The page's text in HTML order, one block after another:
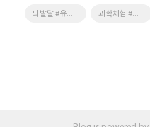
뇌발달 #유튜브 #기기학습 #영유아스마트학습 #스마트학습단점 과학체험 #어린이체험관 #우주체험 #스페이스X